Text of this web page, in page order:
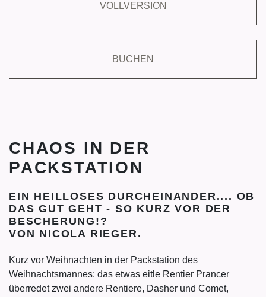
VOLLVERSION
BUCHEN
CHAOS IN DER
PACKSTATION
EIN HEILLOSES DURCHEINANDER.... OB
DAS GUT GEHT - SO KURZ VOR DER
BESCHERUNG!?
VON NICOLA RIEGER.
Kurz vor Weihnachten in der Packstation des
Weihnachtsmannes: das etwas eitle Rentier Prancer
überredet zwei andere Rentiere, Dasher und Comet,